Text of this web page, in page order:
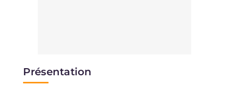
Présentation